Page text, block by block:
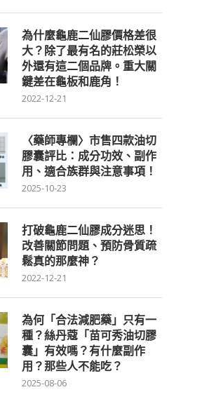
為什麼龜鹿二仙膠價格差很
大？除了最有名的莊松榮以
外還有這二個品牌。重大關
鍵差在龜板和鹿角！
2022-12-21
〈藥師專欄〉市售四款油切
膠囊評比：成分功效、副作
用、適合族群與注意事項！
2025-10-23
打破龜鹿二仙膠成分迷思！
改善關節問題、預防骨質疏
鬆真的那麼神？
2022-12-21
為何「合法減肥藥」只有一
種？絲丹蔻「苗可秀油切膠
囊」有效嗎？有什麼副作
用？那些人不能吃？
2025-08-06